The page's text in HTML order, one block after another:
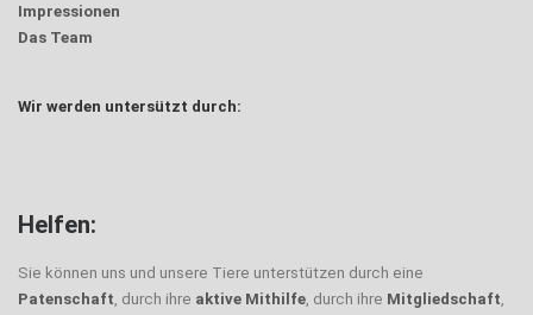
Impressionen
Das Team
Wir werden untersützt durch:
Helfen:
Sie können uns und unsere Tiere unterstützen durch eine
Patenschaft, durch ihre aktive Mithilfe, durch ihre Mitgliedschaft,